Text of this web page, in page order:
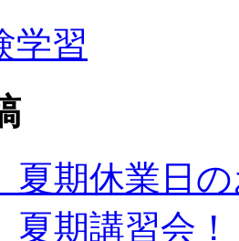
学習
期休業日
期講習会！